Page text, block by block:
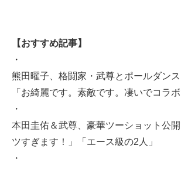
【おすすめ記事】
・
熊田曜子、格闘家・武尊とポールダンス
「お綺麗です。素敵です。凄いでコラボ
・
本田圭佑＆武尊、豪華ツーショット公
ツすぎます！」「エース級の2人」
・